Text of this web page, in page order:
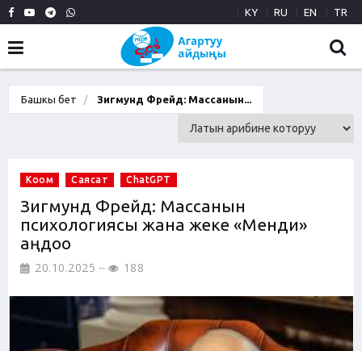
KY RU EN TR
Башкы бет Зигмунд Фрейд: Массанын...
Коом Саясат ChatGPT
Зигмунд Фрейд: Массанын
психологиясы жана жеке «Менди»
аңдоо
20.10.2025 188